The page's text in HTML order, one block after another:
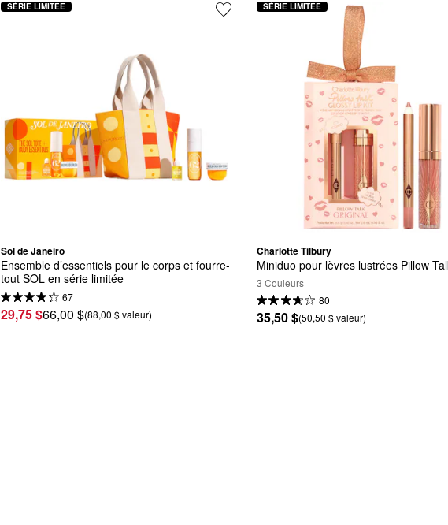
Sol de Janeiro
Ensemble d’essentiels pour le corps et fourre-
tout SOL en série limitée
67
29,75 $66,00 $(88,00 $ valeur)
SÉRIE LIMITÉE
Charlotte Tilbury
Miniduo pour lèvres lustrées Pillow
3 Couleurs
80
35,50 $(50,50 $ valeur)
SÉRIE LIMITÉE